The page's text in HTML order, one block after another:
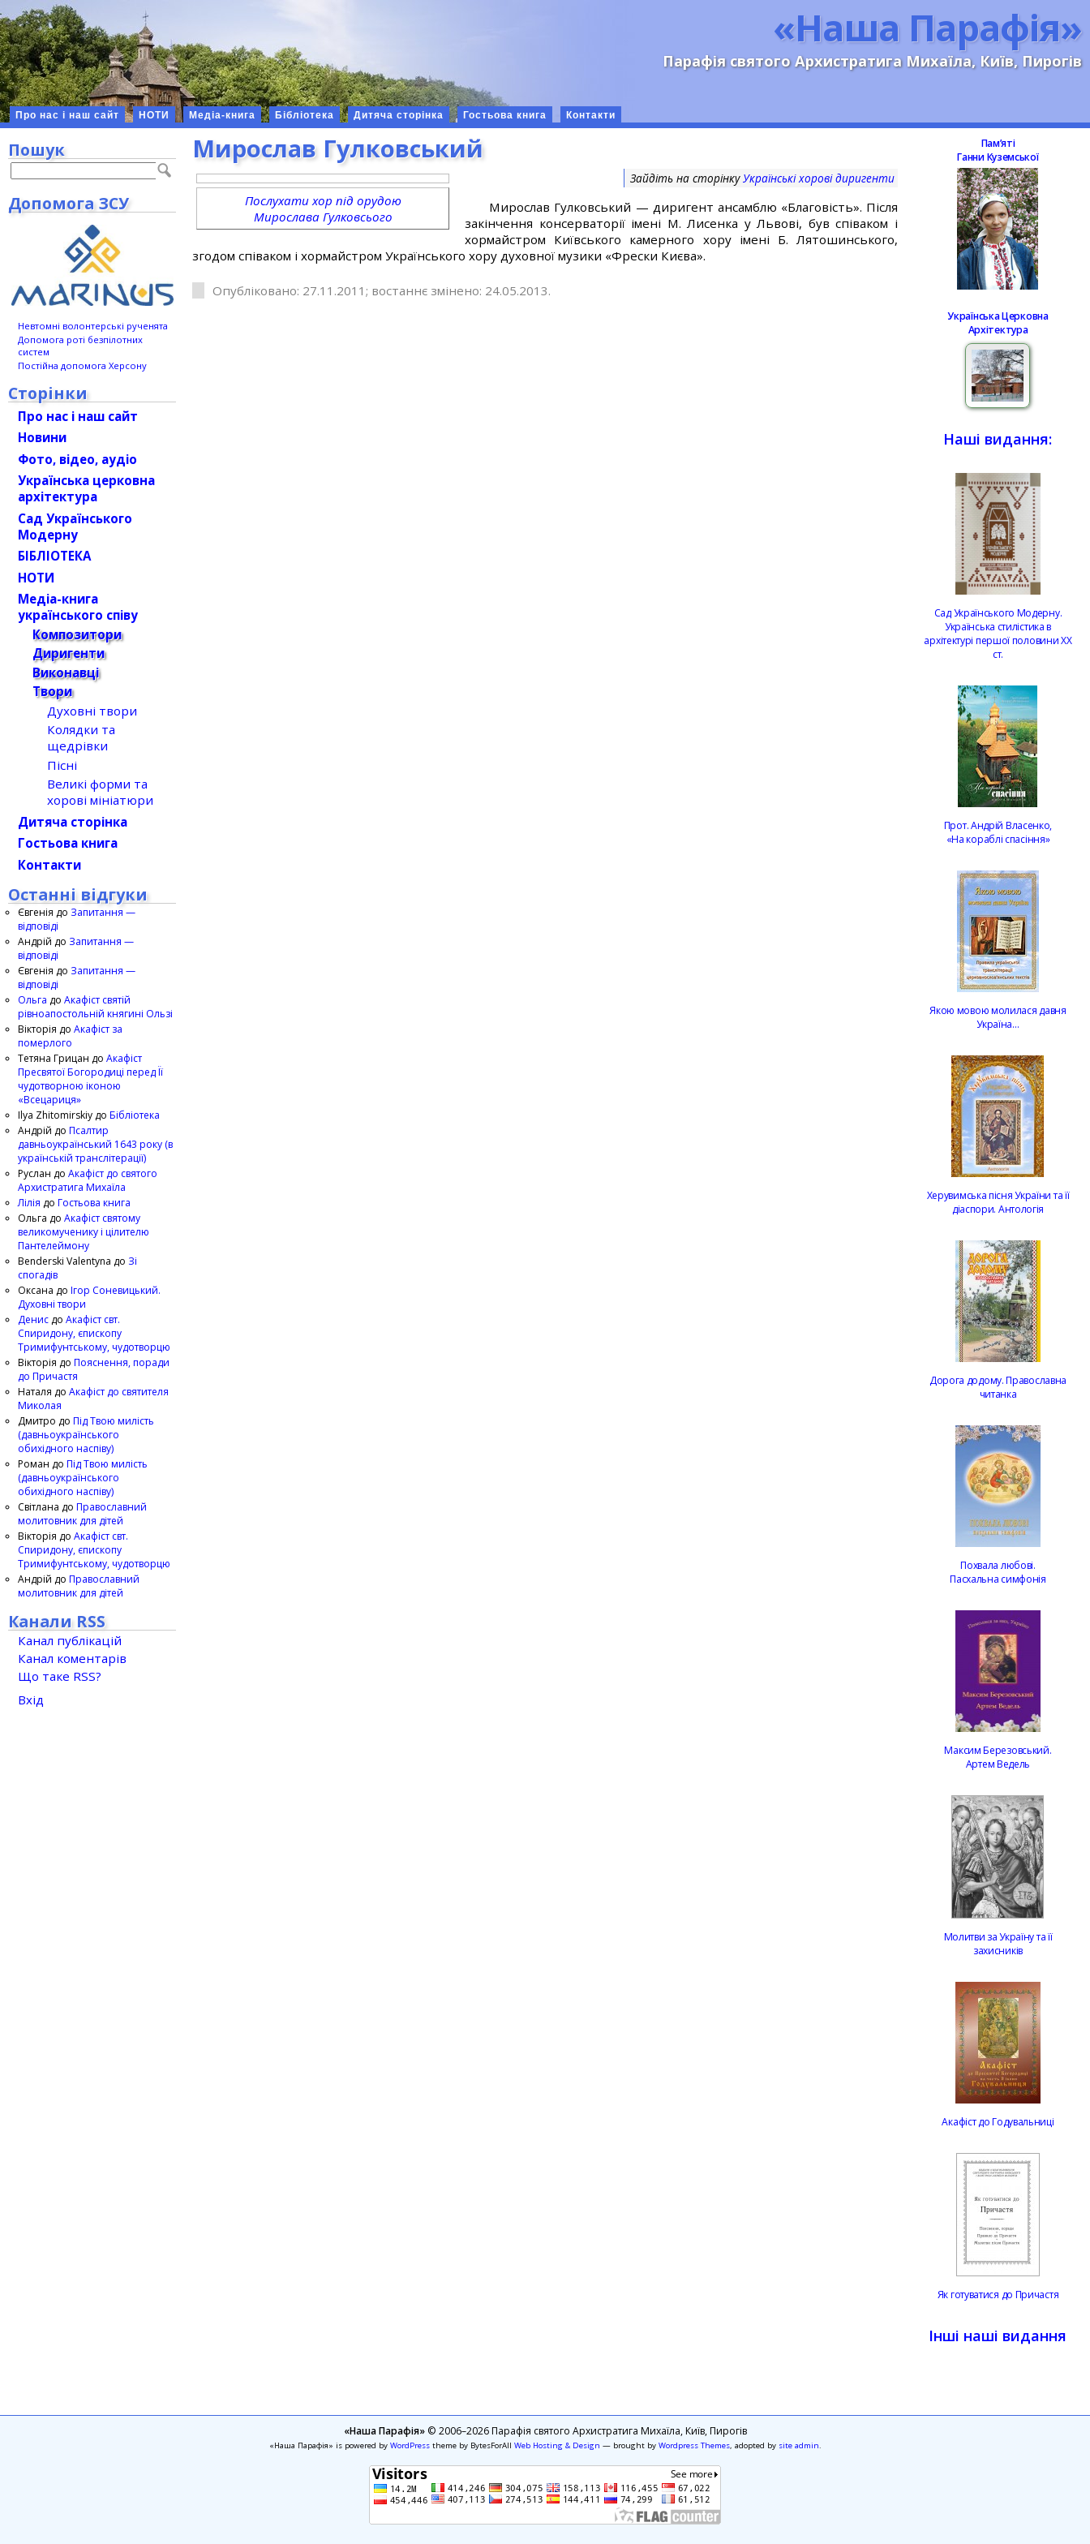
«Наша Парафія»
Парафія святого Архистратига Михаїла, Київ, Пирогів
Про нас і наш сайт НОТИ Медіа-книга Бібліотека Дитяча сторінка Гостьова книга Контакти
Мирослав Гулковський
Послухати хор під орудою
Мирослава Гулковсього
Зайдіть на сторінкуУкраїнські хорові диригенти
Мирослав Гулковський — диригент ансамблю «Благовість». Після
закінчення консерваторії імені М. Лисенка у Львові, був співаком і
хормайстром Київського камерного хору імені Б. Лятошинського,
згодом співаком і хормайстром Українського хору духовної музики «Фрески Києва».
Опубліковано: 27.11.2011; востаннє змінено: 24.05.2013.
Пошук
Допомога ЗСУ
Невтомні волонтерські рученята
Допомога роті безпілотних
систем
Постійна допомога Херсону
Сторінки
Про нас і наш сайт
Новини
Фото, відео, аудіо
Українська церковна
архітектура
Сад Українського
Модерну
БІБЛІОТЕКА
НОТИ
Медіа-книга
українського співу
Композитори
Диригенти
Виконавці
Твори
Духовні твори
Колядки та
щедрівки
Пісні
Великі форми та
хорові мініатюри
Дитяча сторінка
Гостьова книга
Контакти
Останні відгуки
Євгенія до Запитання —
відповіді
Андрій до Запитання —
відповіді
Євгенія до Запитання —
відповіді
Ольга до Акафіст святій
рівноапостольній княгині Ользі
Вікторія до Акафіст за
померлого
Тетяна Грицан до Акафіст
Пресвятої Богородиці перед Її
чудотворною іконою
«Всецариця»
Ilya Zhitomirskiy до Бібліотека
Андрій до Псалтир
давньоукраїнський 1643 року (в
українській транслітерації)
Руслан до Акафіст до святого
Архистратига Михаїла
Лілія до Гостьова книга
Ольга до Акафіст святому
великомученику і цілителю
Пантелеймону
Benderski Valentyna до Зі
спогадів
Оксана до Ігор Соневицький.
Духовні твори
Денис до Акафіст свт.
Спиридону, єпископу
Тримифунтському, чудотворцю
Вікторія до Пояснення, поради
до Причастя
Наталя до Акафіст до святителя
Миколая
Дмитро до Під Твою милість
(давньоукраїнського
обихідного наспіву)
Роман до Під Твою милість
(давньоукраїнського
обихідного наспіву)
Світлана до Православний
молитовник для дітей
Вікторія до Акафіст свт.
Спиридону, єпископу
Тримифунтському, чудотворцю
Андрій до Православний
молитовник для дітей
Канали RSS
Канал публікацій
Канал коментарів
Що таке RSS?
Вхід
Памʼяті
Ганни Куземської
Українська Церковна
Архітектура
Наші видання:
Сад Українського Модерну.
Українська стилістика в
архітектурі першої половини ХХ
ст.
Прот. Андрій Власенко,
«На кораблі спасіння»
Якою мовою молилася давня
Україна…
Херувимська пісня України та її
діаспори. Антологія
Дорога додому. Православна
читанка
Похвала любові.
Пасхальна симфонія
Максим Березовський.
Артем Ведель
Молитви за Україну та її
захисників
Акафіст до Годувальниці
Як готуватися до Причастя
Інші наші видання
«Наша Парафія»© 2006–2026 Парафія святого Архистратига Михаїла, Київ, Пирогів
«Наша Парафія» is powered by WordPresstheme by BytesForAll Web Hosting & Design — brought by Wordpress Themes, adopted by site admin.